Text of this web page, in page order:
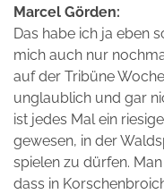
Marcel Görden:
Das habe ich ja eben
mich auch nur
auf der Tribüne
unglaublich und gar
ist jedes Mal ein
gewesen, in der
spielen zu dürfen.
dass in